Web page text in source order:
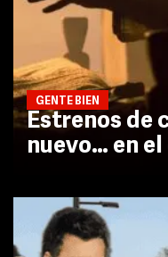
GENTE BIEN
Estrenos de
nuevo… en el